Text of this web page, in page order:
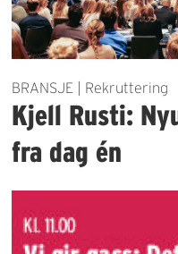
BRANSJE | Rekruttering
Kjell Rusti:
fra dag én